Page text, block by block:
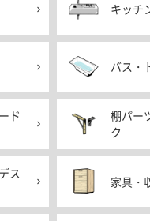
キッチ
バス・
ド
棚パー
ク
ス
家具・